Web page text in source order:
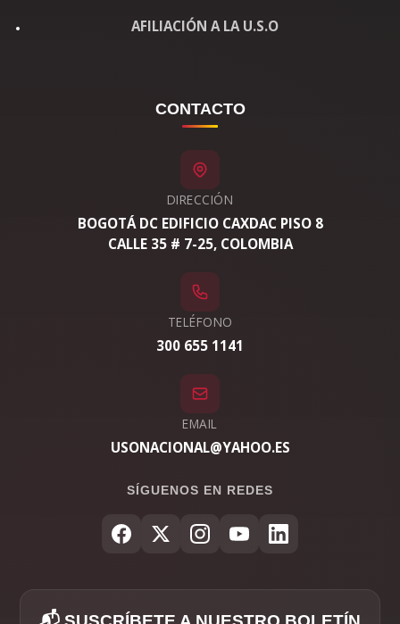
AFILIACIÓN A LA U.S.O
CONTACTO
DIRECCIÓN
BOGOTÁ DC EDIFICIO CAXDAC PISO 8
CALLE 35 # 7-25, COLOMBIA
TELÉFONO
300 655 1141
EMAIL
USONACIONAL@YAHOO.ES
SÍGUENOS EN REDES